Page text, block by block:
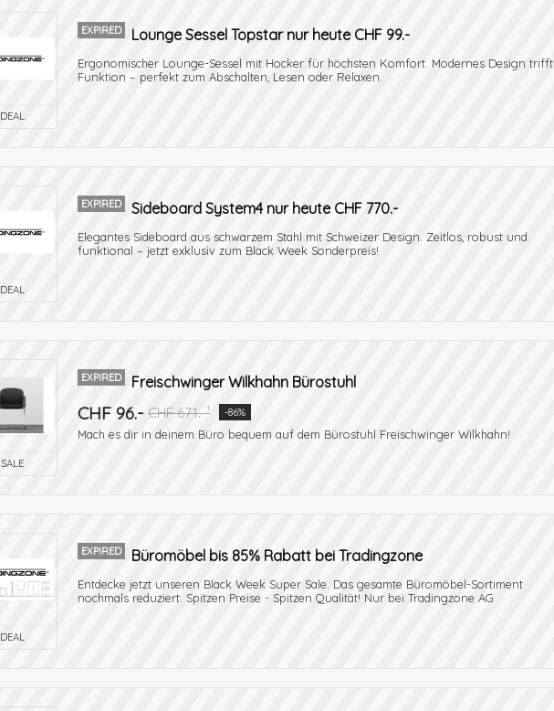
DEAL
EXPIRED Lounge Sessel Topstar nur heute CHF 99.-
Ergonomischer Lounge-Sessel mit Hocker für höchsten Komfort. Modernes Design trifft
Funktion – perfekt zum Abschalten, Lesen oder Relaxen.
DEAL
EXPIRED Sideboard System4 nur heute CHF 770.-
Elegantes Sideboard aus schwarzem Stahl mit Schweizer Design. Zeitlos, robust und
funktional – jetzt exklusiv zum Black Week Sonderpreis!
SALE
EXPIRED Freischwinger Wilkhahn Bürostuhl
CHF 96.- CHF 671.-¹ -86%
Mach es dir in deinem Büro bequem auf dem Bürostuhl Freischwinger Wilkhahn!
DEAL
EXPIRED Büromöbel bis 85% Rabatt bei Tradingzone
Entdecke jetzt unseren Black Week Super Sale. Das gesamte Büromöbel-Sortiment
nochmals reduziert. Spitzen Preise - Spitzen Qualität! Nur bei Tradingzone AG